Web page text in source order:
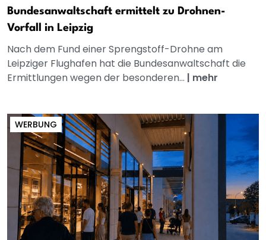
Bundesanwaltschaft ermittelt zu Drohnen-
Vorfall in Leipzig
Nach dem Fund einer Sprengstoff-Drohne am
Leipziger Flughafen hat die Bundesanwaltschaft die
Ermittlungen wegen der besonderen... | mehr
WERBUNG